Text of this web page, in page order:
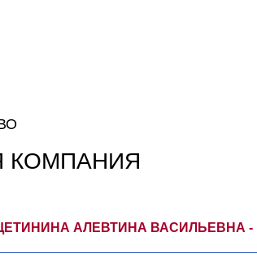
КОМПАНИЯ
АЛЕВТИНА ВАСИЛЬЕВНА